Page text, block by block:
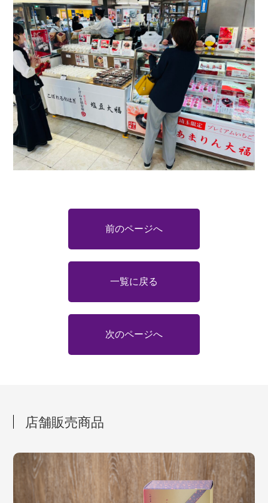
前のページへ
一覧に戻る
次のページへ
店舗販売商品